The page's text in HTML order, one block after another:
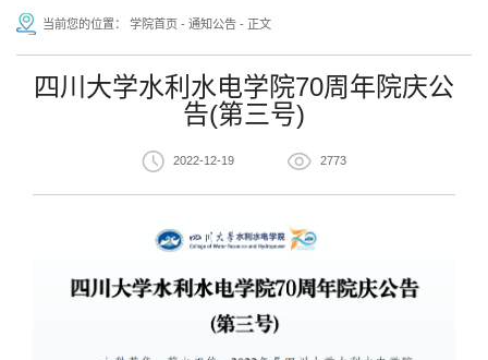
当前您的位置： 学院首页 - 通知公告 - 正文
四川大学水利水电学院70周年院庆公
告(第三号)
2022-12-19 2773